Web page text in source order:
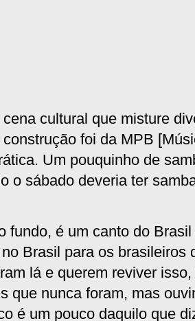
cultural que misture
foi da MPB
Um pouquinho de
o sábado deveria ter
fundo, é um canto do Brasil
Brasil para os brasileiros
lá e querem reviver isso,
que nunca foram, mas
é um pouco daquilo que